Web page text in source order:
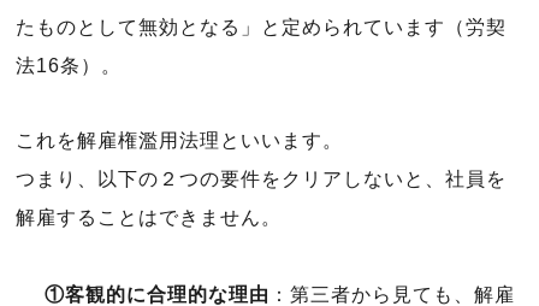
たものとして無効となる」と定められています（労契
法16条）。
これを解雇権濫用法理といいます。
つまり、以下の２つの要件をクリアしないと、社員を
解雇することはできません。
①客観的に合理的な理由 ：第三者から見ても、解雇